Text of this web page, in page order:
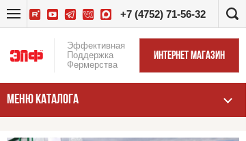
+7 (4752) 71-56-32
Эффективная
Поддержка
Фермерства
ИНТЕРНЕТ МАГАЗИН
МЕНЮ КАТАЛОГА